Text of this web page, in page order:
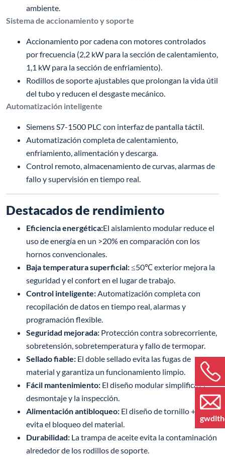
ambiente.
Sistema de accionamiento y soporte
Accionamiento por cadena con motores controlados
por frecuencia (2,2 kW para la sección de calentamiento,
1,1 kW para la sección de enfriamiento).
Rodillos de soporte ajustables que prolongan la vida útil
del tubo y reducen el desgaste mecánico.
Automatización inteligente
Siemens S7-1500 PLC con interfaz de pantalla táctil.
Automatización completa de calentamiento,
enfriamiento, alimentación y descarga.
Control remoto, almacenamiento de curvas, alarmas de
fallo y supervisión en tiempo real.
Destacados de rendimiento
Eficiencia energética:El aislamiento modular reduce el
uso de energía en un >20% en comparación con los
hornos convencionales.
Baja temperatura superficial:≤50℃ exterior mejora la
seguridad y el confort en el lugar de trabajo.
Control inteligente:Automatización completa con
recopilación de datos en tiempo real, alarmas y
programación flexible.
Seguridad mejorada: Protección contra sobrecorriente,
sobretensión, sobretemperatura y fallo de termopar.
Sellado fiable: El doble sellado evita las fugas de
material y garantiza un funcionamiento limpio.
Fácil mantenimiento: El diseño modular simplifica el
desmontaje y la inspección.
Alimentación antibloqueo: El diseño de tornillo + rotor
evita el bloqueo del material.
Durabilidad: La trampa de aceite evita la contaminación
alrededor de los rodillos de soporte.